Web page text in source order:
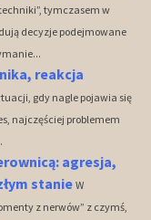
tymczasem w
decyzje podejmowane
reakcja
gdy nagle pojawia się
najczęściej problemem
agresja,
stanieW
z nerwów” z czymś,